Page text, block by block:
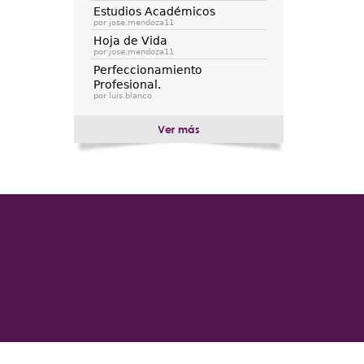
e
Estudios Académicos
por jose.mendoza11
Hoja de Vida
por jose.mendoza11
Perfeccionamiento
Profesional.
por luis.blanco
Ver más